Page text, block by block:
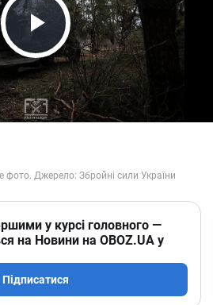
Play Video
у курсі головного —
на Новини на OBOZ.UA у
Підписатися